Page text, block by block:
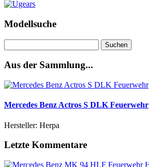
Modellsuche
nach:
Aus der Sammlung...
Mercedes Benz Actros S DLK Feuerwehr
Hersteller: Herpa
Letzte Kommentare